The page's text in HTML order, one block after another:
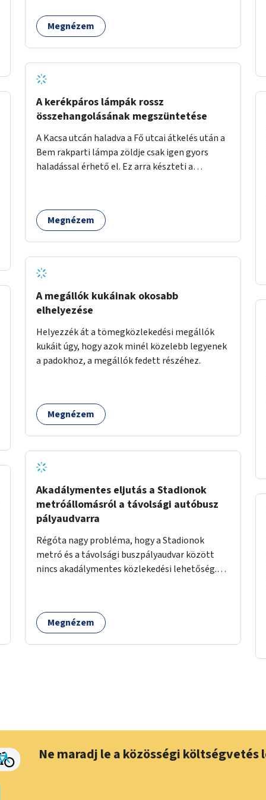
esztétikusabb) elválasztó köveket. Illetve
padokat és növényeket lehetne telepíteni a
Megnézem
A kerékpáros lámpák rossz
összehangolásának megszüntetése
A Kacsa utcán haladva a Fő utcai átkelés után a
Bem rakparti lámpa zöldje csak igen gyors
haladással érhető el. Ez arra készteti a
ez a szakasz a járdán vezet, a gyalogosokkal
meg van osztva, így különösen nagy a
Megnézem
A megállók kukáinak okosabb
elhelyezése
Helyezzék át a tömegközlekedési megállók
kukáit úgy, hogy azok minél közelebb legyenek
a padokhoz, a megállók fedett részéhez.
Megnézem
Akadálymentes eljutás a Stadionok
metróállomásról a távolsági autóbusz
pályaudvarra
Régóta nagy probléma, hogy a Stadionok
metró és a távolsági buszpályaudvar között
nincs akadálymentes közlekedési lehetőség.
eleve 2 lépcsősort kell megtenni felfelé/lefelé
az utcaszintre, hogy aztán több lépcsősort
Megnézem
Ne maradj le a közösségi